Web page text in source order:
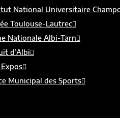
National Universitaire
Toulouse-Lautrec
Nationale Albi-Tarn
d’Albi
Municipal des Sports